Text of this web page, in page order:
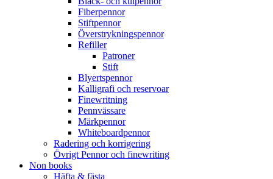
Fiberpennor
Stiftpennor
Överstrykningspennor
Refiller
Patroner
Stift
Blyertspennor
Kalligrafi och reservoar
Finewritning
Pennvässare
Märkpennor
Whiteboardpennor
Radering och korrigering
Övrigt Pennor och finewriting
Non books
Häfta & fästa